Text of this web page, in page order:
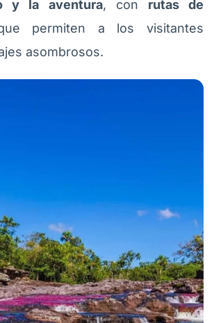
y la aventura, con rutas de
permiten a los visitantes
asombrosos.